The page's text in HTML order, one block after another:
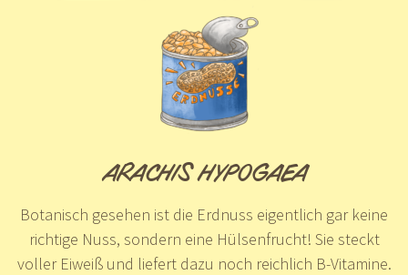
ARACHIS HYPOGAEA
Botanisch gesehen ist die Erdnuss eigentlich gar keine
richtige Nuss, sondern eine Hülsenfrucht! Sie steckt
voller Eiweiß und liefert dazu noch reichlich B-Vitamine.